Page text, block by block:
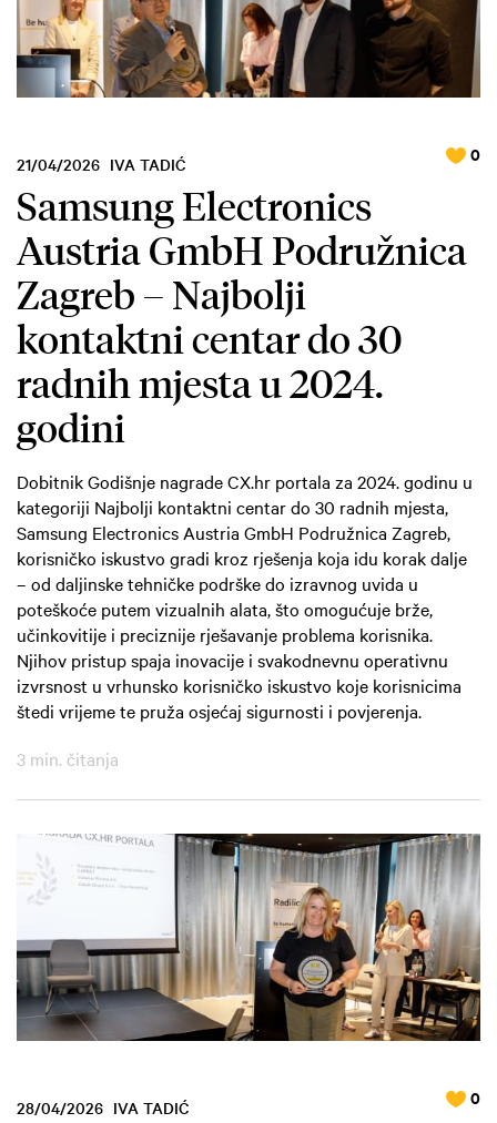
21/04/2026 IVA TADIĆ
Samsung Electronics
Austria GmbH Podružnica
Zagreb – Najbolji
kontaktni centar do 30
radnih mjesta u 2024.
godini
0
Dobitnik Godišnje nagrade CX.hr portala za 2024. godinu u
kategoriji Najbolji kontaktni centar do 30 radnih mjesta,
Samsung Electronics Austria GmbH Podružnica Zagreb,
korisničko iskustvo gradi kroz rješenja koja idu korak dalje
– od daljinske tehničke podrške do izravnog uvida u
poteškoće putem vizualnih alata, što omogućuje brže,
učinkovitije i preciznije rješavanje problema korisnika.
Njihov pristup spaja inovacije i svakodnevnu operativnu
izvrsnost u vrhunsko korisničko iskustvo koje korisnicima
štedi vrijeme te pruža osjećaj sigurnosti i povjerenja.
3 min. čitanja
28/04/2026 IVA TADIĆ 0